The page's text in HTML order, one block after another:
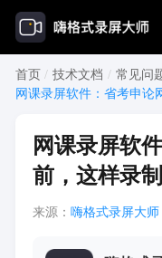
首页 / 技术文档 / 常见问
网课录屏软件：省考申论
网课录屏软
前，这样录
来源： 嗨格式录屏大师